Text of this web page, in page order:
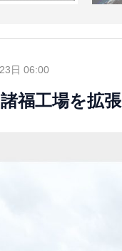
日 06:00
福工場を拡張